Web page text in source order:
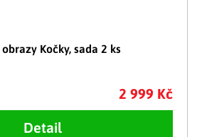
Kočky, sada 2 ks
2 999 Kč
Detail